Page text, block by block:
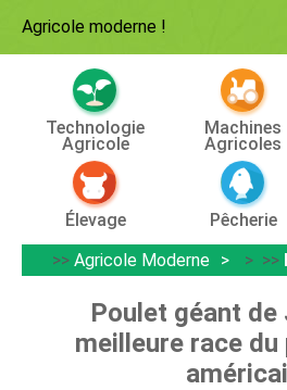
Agricole moderne !
Technologie
Agricole
Machines
Agricoles
Élevage Pêcherie
>> Agricole Moderne > >>
Poulet géant de
meilleure race